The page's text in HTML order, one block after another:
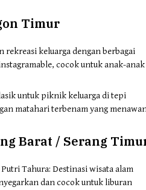
Timur
rekreasi keluarga dengan berbagai
cocok untuk anak-anak
untuk piknik keluarga di tepi
matahari terbenam yang
Barat / Serang
Tahura: Destinasi wisata alam
dan cocok untuk liburan